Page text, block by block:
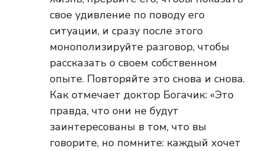
свое удивление по поводу его
ситуации, и сразу после этого
монополизируйте разговор, чтобы
рассказать о своем собственном
опыте. Повторяйте это снова и снова.
Как отмечает доктор Богачик: «Это
правда, что они не будут
заинтересованы в том, что вы
говорите, но помните: каждый хочет